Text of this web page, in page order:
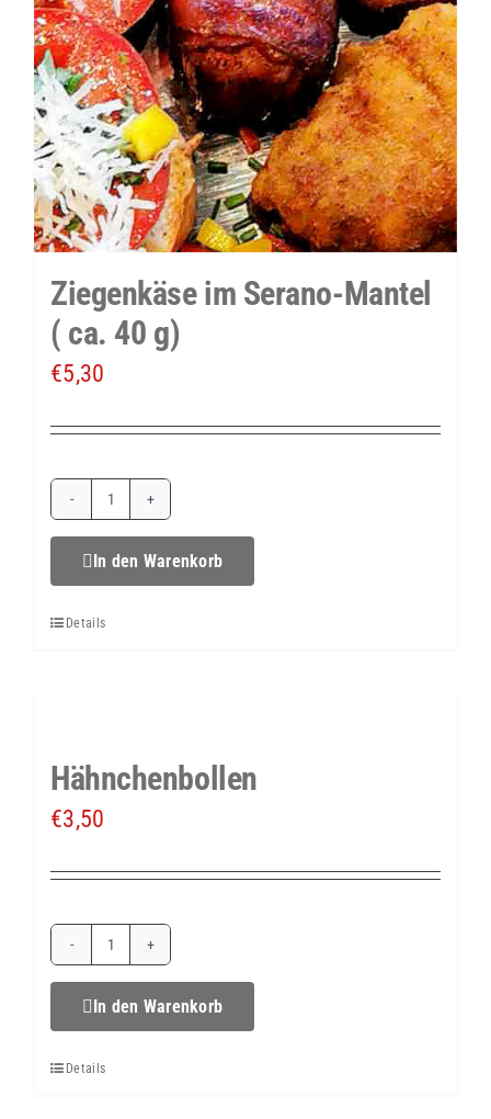
Ziegenkäse im Serano-Mantel
( ca. 40 g)
€5,30
Ziegenkäse
im
40
In den Warenkorb
Details
Hähnchenbollen
€3,50
Hähnchenbollen
Menge
In den Warenkorb
Details